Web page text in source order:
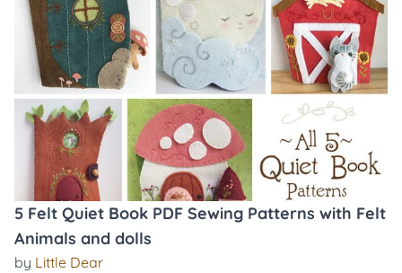
5 Felt Quiet Book PDF Sewing Patterns with Felt
Animals and dolls
by Little Dear